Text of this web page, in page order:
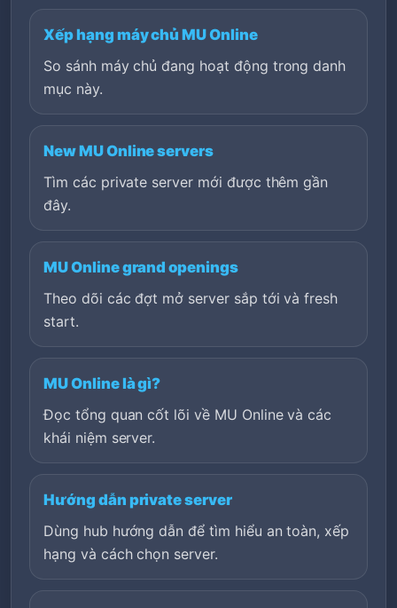
Xếp hạng máy chủ MU Online
So sánh máy chủ đang hoạt động trong danh
mục này.
New MU Online servers
Tìm các private server mới được thêm gần
đây.
MU Online grand openings
Theo dõi các đợt mở server sắp tới và fresh
start.
MU Online là gì?
Đọc tổng quan cốt lõi về MU Online và các
khái niệm server.
Hướng dẫn private server
Dùng hub hướng dẫn để tìm hiểu an toàn, xếp
hạng và cách chọn server.